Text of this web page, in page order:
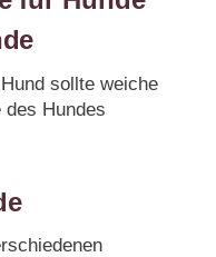
sollte weiche
des Hundes